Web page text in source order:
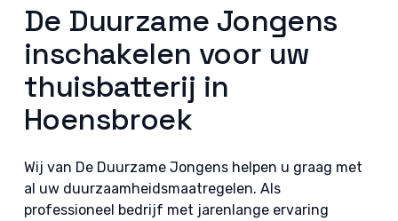
De Duurzame Jongens
inschakelen voor uw
thuisbatterij in
Hoensbroek
Wij van De Duurzame Jongens helpen u graag met
al uw duurzaamheidsmaatregelen. Als
professioneel bedrijf met jarenlange ervaring